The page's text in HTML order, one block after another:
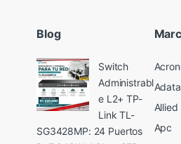
Blog
Switch
Administrabl
e L2+ TP-
Link TL-
SG3428MP: 24 Puertos
Adata
Allied
Apc